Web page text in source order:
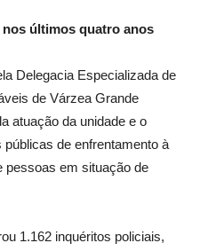
últimos quatro anos
Delegacia Especializada de
de Várzea Grande
atuação da unidade e o
de enfrentamento à
pessoas em situação de
1.162 inquéritos policiais,